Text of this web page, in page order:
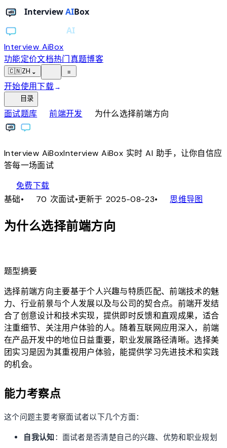
Interview AiBox
功能定价文档热门真题博客
🇨🇳ZH ⌄ ≡
开始使用下载→
目录
面试题库chevron_right前端开发chevron_right 为什么选择前端方向
Interview AiBoxInterviewAiBox实时 AI 助手，让你自信应
答每一场面试
免费下载
基础• 70 次面试•更新于 2025-08-23• account_tree思维导图
为什么选择前端方向
题型摘要
选择前端方向主要基于个人兴趣与特质匹配、前端技术的魅
力、行业前景与个人发展以及与公司的契合点。前端开发结
合了创意设计和技术实现，提供即时反馈和直观成果，适合
注重细节、关注用户体验的人。随着互联网应用深入，前端
在产品开发中的地位日益重要，职业发展路径清晰。选择美
团实习是因为其重视用户体验，能提供学习先进技术和实践
的机会。
能力考察点
这个问题主要考察面试者以下几个方面：
自我认知 ：面试者是否清楚自己的兴趣、优势和职业规划